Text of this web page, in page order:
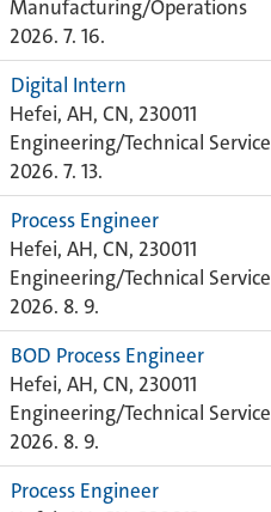
Manufacturing/Operations
2026. 7. 16.
Digital Intern
Hefei, AH, CN, 230011
Engineering/Technical Service
2026. 7. 13.
Process Engineer
Hefei, AH, CN, 230011
Engineering/Technical Service
2026. 8. 9.
BOD Process Engineer
Hefei, AH, CN, 230011
Engineering/Technical Service
2026. 8. 9.
Process Engineer